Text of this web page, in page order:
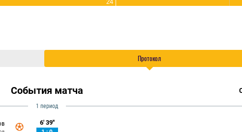
24
Протокол
События матча
1 период
6' 39''